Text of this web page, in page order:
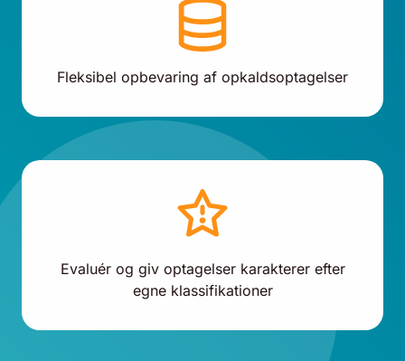
Fleksibel opbevaring af opkaldsoptagelser
Evaluér og giv optagelser karakterer efter
egne klassifikationer